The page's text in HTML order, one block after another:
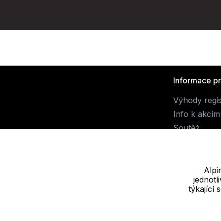
Informace
Výhody
Info k akcím
Soutěž
týkající